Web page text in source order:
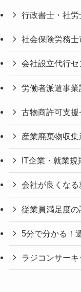
行政書士・社
社会保険労務
会社設立代行セ
労働者派遣事
古物商許可支
産業廃棄物収
IT企業・就業規
会社が良くなる
従業員満足度の
5分で分かる！
ラジコンサー